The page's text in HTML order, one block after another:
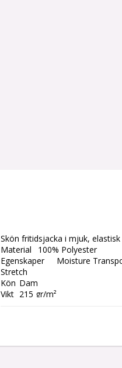
Skön fritidsjacka i mjuk,
Material	100% Polyester
Egenskaper	Moisture Transport
Stretch
Kön	Dam
Vikt	215 gr/m²